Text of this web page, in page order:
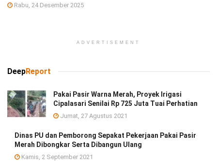
Rabu, 24 Desember 2025
ADVERTISEMENT
DeepReport
Pakai Pasir Warna Merah, Proyek Irigasi
Cipalasari Senilai Rp 725 Juta Tuai Perhatian
Jumat, 27 Agustus 2021
Dinas PU dan Pemborong Sepakat Pekerjaan Pakai Pasir
Merah Dibongkar Serta Dibangun Ulang
Kamis, 2 September 2021